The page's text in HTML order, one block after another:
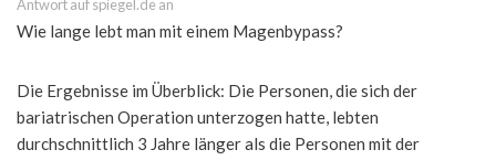
Antwort auf spiegel.de an
Wie lange lebt man mit einem Magenbypass?
Die Ergebnisse im Überblick: Die Personen, die sich der
bariatrischen Operation unterzogen hatte, lebten
durchschnittlich 3 Jahre länger als die Personen mit der